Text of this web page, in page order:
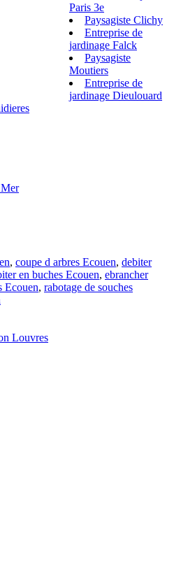
Paris 3e
Paysagiste Clichy
Entreprise de
jardinage Falck
Paysagiste
Moutiers
Entreprise de
jardinage Dieulouard
, coupe d arbres Ecouen, debiter
en buches Ecouen, ebrancher
Ecouen, rabotage de souches
Louvres